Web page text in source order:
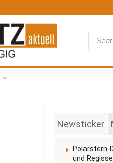
Newsticker
Polarstern-
und